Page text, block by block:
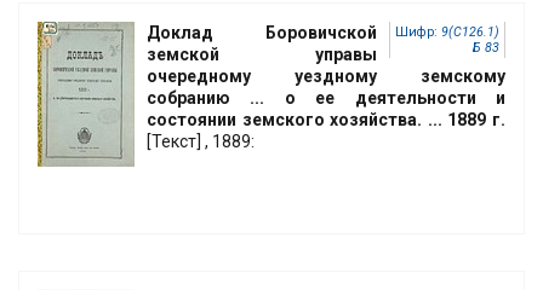
Шифр: 9(С126.1)
Б 83
Доклад Боровичской
земской управы
очередному уездному земскому
собранию ... о ее деятельности и
состоянии земского хозяйства. ... 1889 г.
[Текст] , 1889: